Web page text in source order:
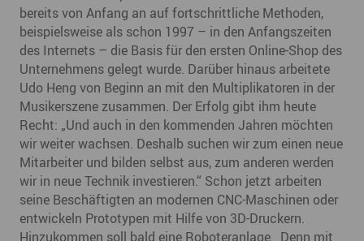
bereits von Anfang an auf fortschrittliche Methoden,
beispielsweise als schon 1997 – in den Anfangszeiten
des Internets – die Basis für den ersten Online-Shop des
Unternehmens gelegt wurde. Darüber hinaus arbeitete
Udo Heng von Beginn an mit den Multiplikatoren in der
Musikerszene zusammen. Der Erfolg gibt ihm heute
Recht: „Und auch in den kommenden Jahren möchten
wir weiter wachsen. Deshalb suchen wir zum einen neue
Mitarbeiter und bilden selbst aus, zum anderen werden
wir in neue Technik investieren.“ Schon jetzt arbeiten
seine Beschäftigten an modernen CNC-Maschinen oder
entwickeln Prototypen mit Hilfe von 3D-Druckern.
Hinzukommen soll bald eine Roboteranlage. Denn mit